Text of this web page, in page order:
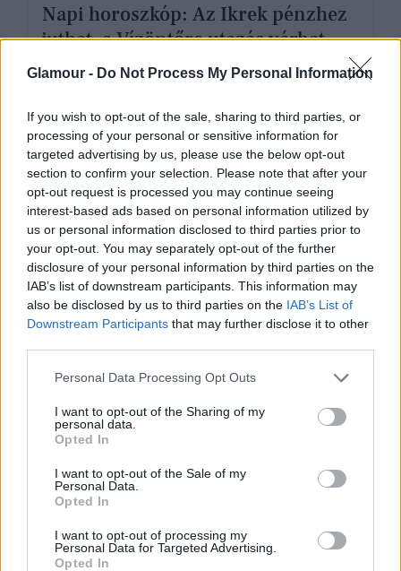
Glamour - Do Not Process My Personal Information
If you wish to opt-out of the sale, sharing to third parties, or
processing of your personal or sensitive information for
targeted advertising by us, please use the below opt-out
section to confirm your selection. Please note that after your
opt-out request is processed you may continue seeing
interest-based ads based on personal information utilized by
us or personal information disclosed to third parties prior to
your opt-out. You may separately opt-out of the further
disclosure of your personal information by third parties on the
IAB’s list of downstream participants. This information may
also be disclosed by us to third parties on the IAB’s List of
Downstream Participants that may further disclose it to other
Please note that this website/app uses one or more Google
not limited to your visit or usage behaviour. You may click to
grant or deny consent to Google and its third-party tags to
use your data for below specified purposes in below Google
consent section.
Personal Data Processing Opt Outs
I want to opt-out of the Sharing of my
personal data.
Opted In
I want to opt-out of the Sale of my
Personal Data.
Opted In
I want to opt-out of processing my
Personal Data for Targeted Advertising.
Opted In
Napi horoszkóp: Az Ikrek pénzhez
juthat, a Vízöntőre utazás várhat -
október 21.
Napi horoszkóp: A Szűz ne
provokálja főnökét, a Halakat
közlekedési veszély fenyegetheti -
október 20.